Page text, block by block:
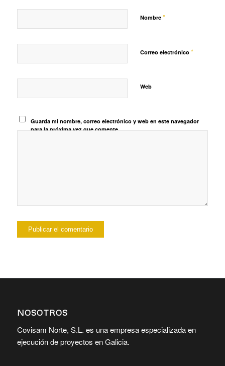
Nombre *
Correo electrónico *
Web
Guarda mi nombre, correo electrónico y web en este navegador
para la próxima vez que comente.
NOSOTROS
Covisam Norte, S.L. es una empresa especializada en
ejecución de proyectos en Galicia.